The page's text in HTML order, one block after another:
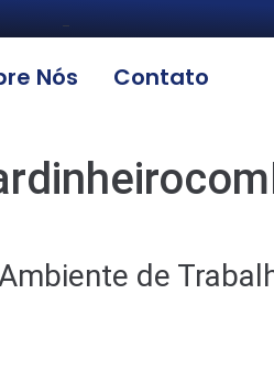
Nós Contato
de